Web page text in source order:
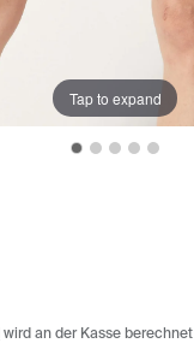
Tap to expand
wird an der Kasse berechnet